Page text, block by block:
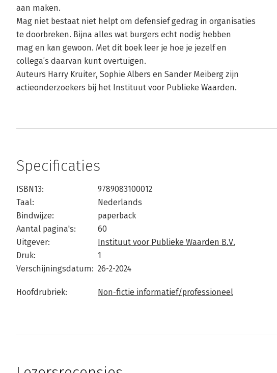
aan maken.
Mag niet bestaat niet helpt om defensief gedrag in organisaties
te doorbreken. Bijna alles wat burgers echt nodig hebben
mag en kan gewoon. Met dit boek leer je hoe je jezelf en
collega’s daarvan kunt overtuigen.
Auteurs Harry Kruiter, Sophie Albers en Sander Meiberg zijn
actieonderzoekers bij het Instituut voor Publieke Waarden.
Specificaties
ISBN13:
9789083100012
Taal:
Nederlands
Bindwijze:
paperback
Aantal pagina's:
60
Uitgever:
Instituut voor Publieke Waarden B.V.
Druk:
1
Verschijningsdatum: 26-2-2024
Hoofdrubriek: Non-fictie informatief/professioneel